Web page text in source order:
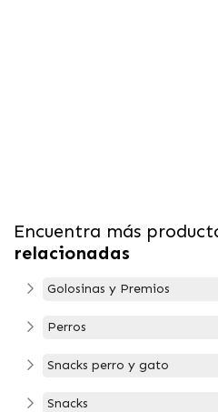
Encuentra más
relacionadas
Golosinas y Premios
Perros
Snacks perro y gato
Snacks